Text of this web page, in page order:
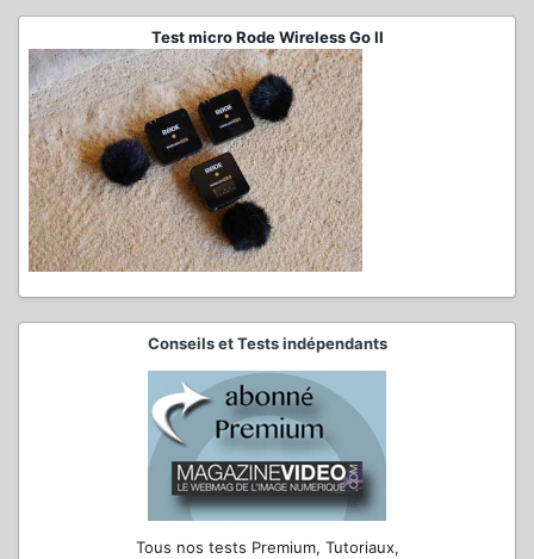
Test micro Rode Wireless Go II
Conseils et Tests indépendants
Tous nos tests Premium, Tutoriaux,